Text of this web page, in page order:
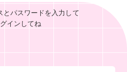
とパスワードを入力して
インしてね